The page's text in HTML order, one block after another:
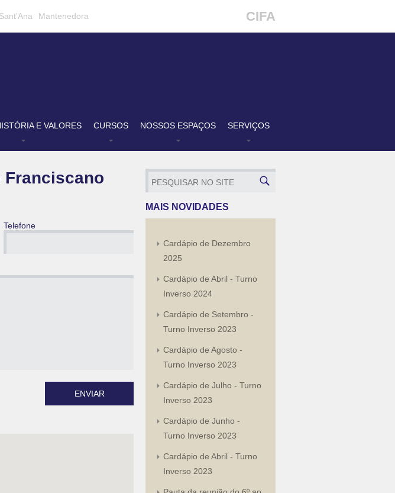
Mantenedora CIFA
E VALORES CURSOS NOSSOS ESPAÇOS SERVIÇOS
Telefone
ENVIAR
MAIS NOVIDADES
Cardápio de Dezembro
2025
Cardápio de Abril - Turno
Inverso 2024
Cardápio de Setembro -
Turno Inverso 2023
Cardápio de Agosto -
Turno Inverso 2023
Cardápio de Julho - Turno
Inverso 2023
Cardápio de Junho -
Turno Inverso 2023
Cardápio de Abril - Turno
Inverso 2023